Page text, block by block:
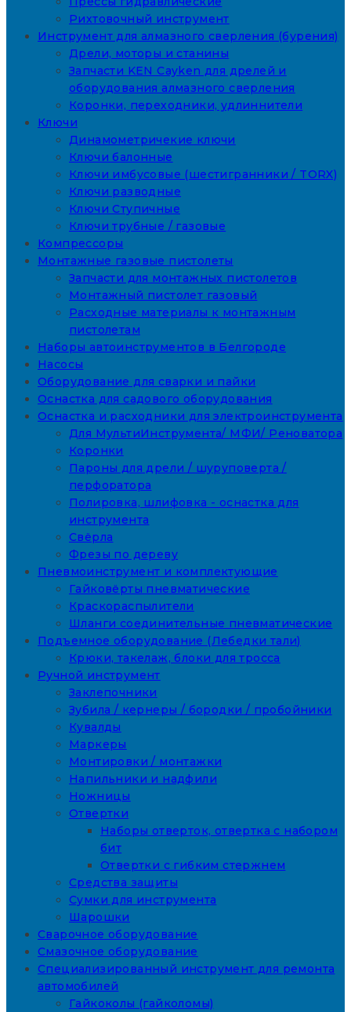
Рихтовочный инструмент
Инструмент для алмазного сверления (бурения)
Дрели, моторы и станины
Запчасти KEN Cayken для дрелей и
оборудования алмазного сверления
Коронки, переходники, удлиннители
Ключи
Динамометричекие ключи
Ключи балонные
Ключи имбусовые (шестигранники / TORX)
Ключи разводные
Ключи Ступичные
Ключи трубные / газовые
Компрессоры
Монтажные газовые пистолеты
Запчасти для монтажных пистолетов
Монтажный пистолет газовый
Расходные материалы к монтажным
пистолетам
Наборы автоинструментов в Белгороде
Насосы
Оборудование для сварки и пайки
Оснастка для садового оборудования
Оснастка и расходники для электроинструмента
Для МультиИнструмента/ МФИ/ Реноватора
Коронки
Пароны для дрели / шуруповерта /
перфоратора
Полировка, шлифовка - оснастка для
инструмента
Свёрла
Фрезы по дереву
Пневмоинструмент и комплектующие
Гайковёрты пневматические
Краскораспылители
Шланги соединительные пневматические
Подъемное оборудование (Лебедки тали)
Крюки, такелаж, блоки для тросса
Ручной инструмент
Заклепочники
Зубила / кернеры / бородки / пробойники
Кувалды
Маркеры
Монтировки / монтажки
Напильники и надфили
Ножницы
Отвертки
Наборы отверток, отвертка с набором
бит
Отвертки с гибким стержнем
Средства защиты
Сумки для инструмента
Шарошки
Сварочное оборудование
Смазочное оборудование
Специализированный инструмент для ремонта
автомобилей
Гайкоколы (гайколомы)